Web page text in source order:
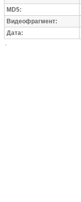
MD5:
Видеофрагмент:
Дата: